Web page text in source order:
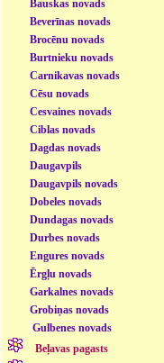
Bauskas novads
Beverīnas novads
Brocēnu novads
Burtnieku novads
Carnikavas novads
Cēsu novads
Cesvaines novads
Ciblas novads
Dagdas novads
Daugavpils
Daugavpils novads
Dobeles novads
Dundagas novads
Durbes novads
Engures novads
Ērgļu novads
Garkalnes novads
Grobiņas novads
Gulbenes novads
Beļavas pagasts